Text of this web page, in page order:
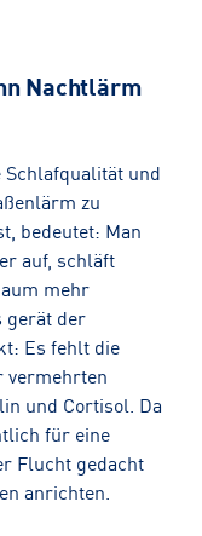
Nachtlärm
und
zu
bedeutet: Man
auf, schläft
mehr
gerät der
Es fehlt die
vermehrten
und Cortisol. Da
für eine
Flucht gedacht
anrichten.